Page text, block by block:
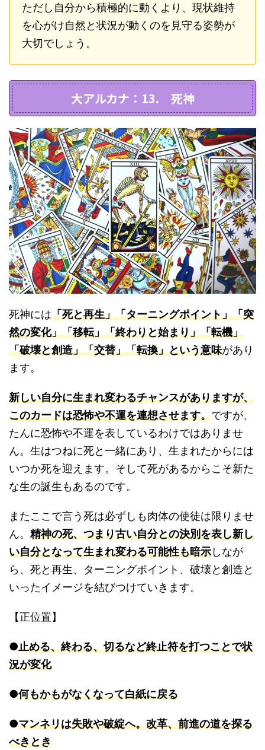
ただし自分から積極的に動くより、現状維持
を心がけ自然と状況が動くのを見守る姿勢が
大切でしょう。
大アルカナ：13. 死神
死神には「死と再生」「ターニングポイント」「突
然の変化」「移転」「終わりと始まり」「転機」
「破壊と創造」「交替」「転換」という意味があり
ます。
新しい自分に生まれ変わるチャンスがありますが、
このカードは恐怖や不運を連想させます。ですが、
たんに恐怖や不運を表しているわけではありませ
ん。生はつねに死と一緒にあり、生まれたからには
いつか死を迎えます。そして死があるからこそ新た
な生の誕生もあるのです。
またここで言う死は必ずしも肉体の使徒は限りませ
ん。 精神の死、つまり古い自分との決別を表し新し
い自分となって生まれ変わる可能性も暗示しなが
ら、死と再生、ターニングポイント、破壊と創造と
いったイメージを結びつけていきます。
【正位置】
●止める、終わる、切るなど終止符を打つことで状
況が変化
●何もかもがなくなって白紙に戻る
●マンネリは失敗や破綻へ。改革、前進の道を探る
べきとき